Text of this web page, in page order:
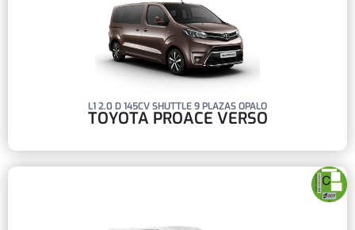
L1 2.0 D 145CV SHUTTLE 9 PLAZAS OPALO
TOYOTA PROACE VERSO